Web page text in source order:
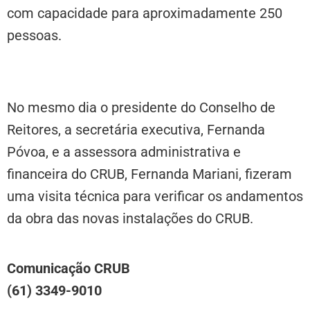
com capacidade para aproximadamente 250
pessoas.
No mesmo dia o presidente do Conselho de
Reitores, a secretária executiva, Fernanda
Póvoa, e a assessora administrativa e
financeira do CRUB, Fernanda Mariani, fizeram
uma visita técnica para verificar os andamentos
da obra das novas instalações do CRUB.
Comunicação CRUB
(61) 3349-9010